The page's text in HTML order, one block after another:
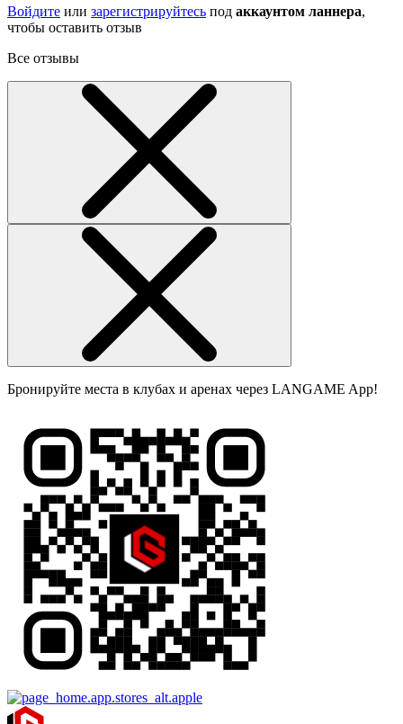
Войдите или зарегистрируйтесь под аккаунтом ланнера,
чтобы оставить отзыв
Все отзывы
Бронируйте места в клубах и аренах через LANGAME App!